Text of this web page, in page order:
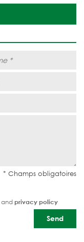
andprivacy policy